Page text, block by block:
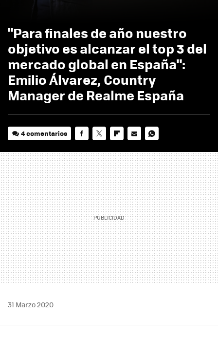
"Para finales de año nuestro
objetivo es alcanzar el top 3 del
mercado global en España":
Emilio Álvarez, Country
Manager de Realme España
4 comentarios
MAIL
31 Marzo 2020